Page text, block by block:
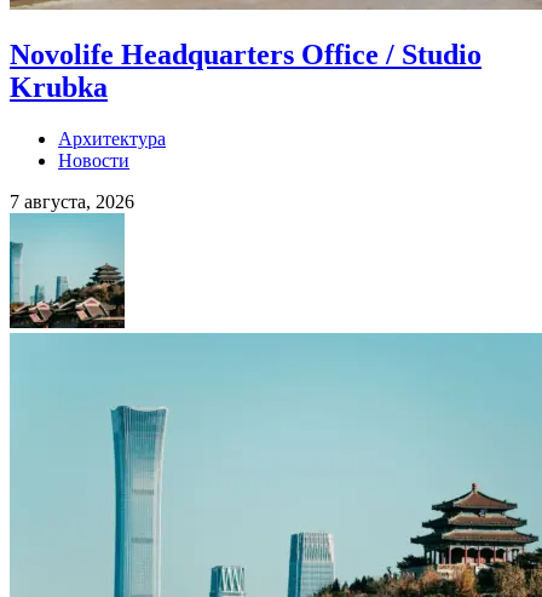
Novolife Headquarters Office / Studio
Krubka
Архитектура
Новости
7 августа, 2026